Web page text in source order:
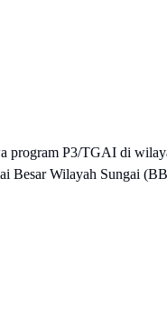
program P3/TGAI di
Besar Wilayah Sungai